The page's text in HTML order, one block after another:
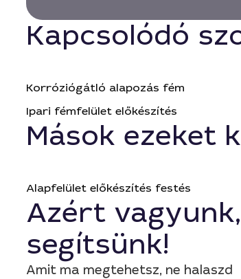
Kapcsolódó
Korróziógátló alapozás fém
Ipari fémfelület előkészítés
Mások ezeket
Alapfelület előkészítés festés
Azért
segítsünk!
Amit ma megtehetsz, ne halaszd